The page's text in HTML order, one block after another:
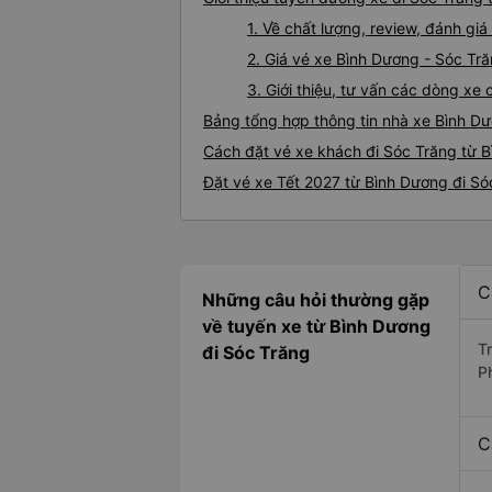
1. Về chất lượng, review, đánh
2. Giá vé xe Bình Dương - Sóc
3. Giới thiệu, tư vấn các dòng xe
Bảng tổng hợp thông tin nhà xe Bình
Cách đặt vé xe khách đi Sóc Trăng từ
Đặt vé xe Tết 2027 từ Bình Dương đi
Những câu hỏi thường gặp
về tuyến xe từ Bình Dương
đi Sóc Trăng